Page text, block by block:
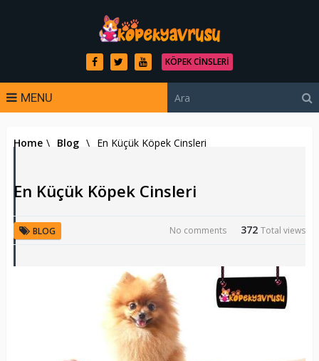
KÖPEK CINSLERI
MENU
Home \ Blog \ En Küçük Köpek Cinsleri
En Küçük Köpek Cinsleri
BLOG 372Total views
No comments